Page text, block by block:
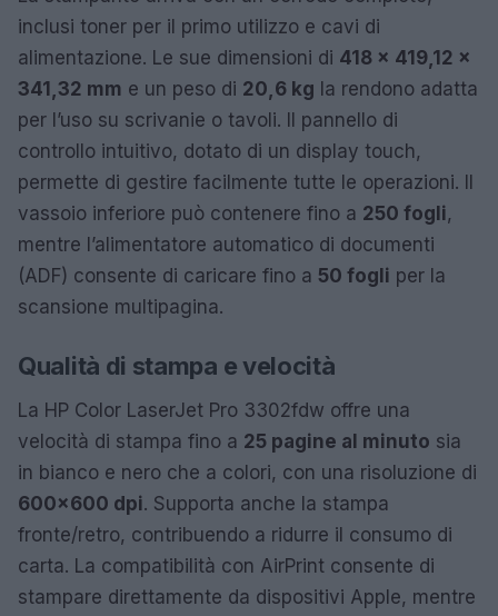
inclusi toner per il primo utilizzo e cavi di
alimentazione. Le sue dimensioni di 418 x 419,12 x
341,32 mm e un peso di 20,6 kg la rendono adatta
per l’uso su scrivanie o tavoli. Il pannello di
controllo intuitivo, dotato di un display touch,
permette di gestire facilmente tutte le operazioni. Il
vassoio inferiore può contenere fino a 250 fogli,
mentre l’alimentatore automatico di documenti
(ADF) consente di caricare fino a 50 fogli per la
scansione multipagina.
Qualità di stampa e velocità
La HP Color LaserJet Pro 3302fdw offre una
velocità di stampa fino a 25 pagine al minuto sia
in bianco e nero che a colori, con una risoluzione di
600×600 dpi. Supporta anche la stampa
fronte/retro, contribuendo a ridurre il consumo di
carta. La compatibilità con AirPrint consente di
stampare direttamente da dispositivi Apple, mentre